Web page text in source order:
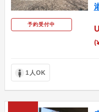
予約受付中
1人OK